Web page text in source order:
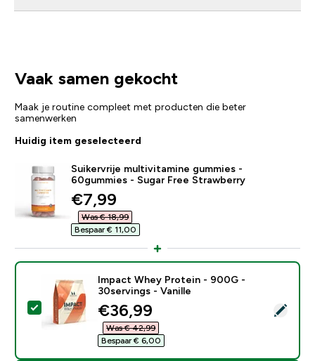
Vaak samen gekocht
Maak je routine compleet met producten die beter
samenwerken
Huidig item geselecteerd
Suikervrije multivitamine gummies -
60gummies - Sugar Free Strawberry
discounted price
€7,99‎
Was € 18,99‎
Bespaar € 11,00‎
Selecteer dit product - Impact Whey Protein - 900G
Impact Whey Protein - 900G -
30servings - Vanille
discounted price
€36,99‎
Was € 42,99‎
Bespaar € 6,00‎